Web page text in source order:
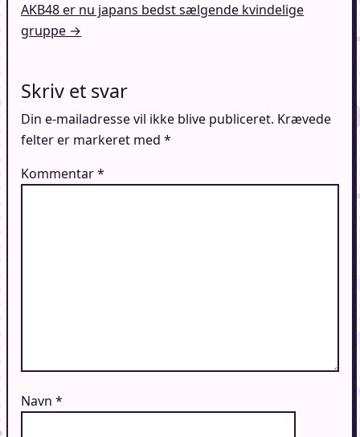
AKB48 er nu japans bedst sælgende kvindelige
gruppe →
Skriv et svar
Din e-mailadresse vil ikke blive publiceret. Krævede
felter er markeret med *
Kommentar*
Navn *